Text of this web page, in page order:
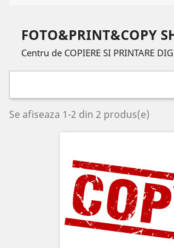
FOTO&PRINT&COPY
Centru de COPIERE SI PRINTARE
Se afiseaza 1-2 din 2 produs(e)